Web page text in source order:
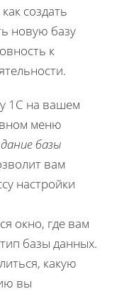
создать
новую базу
к
1С на вашем
меню
базы
вам
настройки
окно, где вам
базы данных.
какую
вы